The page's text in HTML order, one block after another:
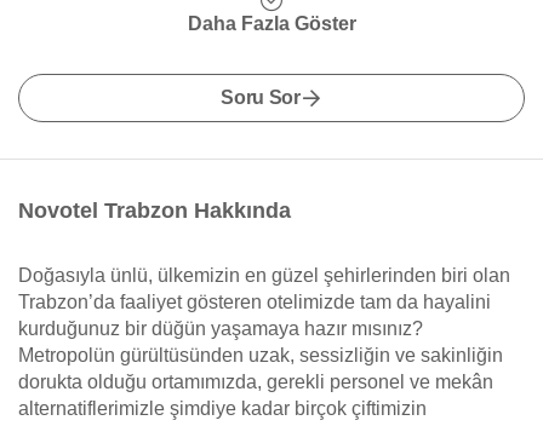
Daha Fazla Göster
Soru Sor
Novotel Trabzon Hakkında
Doğasıyla ünlü, ülkemizin en güzel şehirlerinden biri olan
Trabzon’da faaliyet gösteren otelimizde tam da hayalini
kurduğunuz bir düğün yaşamaya hazır mısınız?
Metropolün gürültüsünden uzak, sessizliğin ve sakinliğin
dorukta olduğu ortamımızda, gerekli personel ve mekân
alternatiflerimizle şimdiye kadar birçok çiftimizin